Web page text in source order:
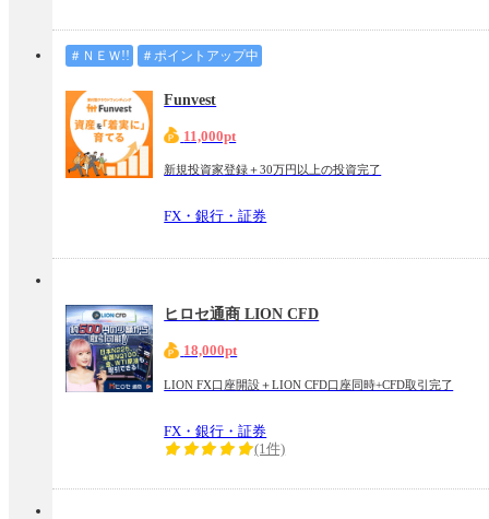
＃ＮＥＷ!! ＃ポイントアップ中
Funvest
11,000pt
新規投資家登録＋30万円以上の投資完了
FX・銀行・証券
ヒロセ通商 LION CFD
18,000pt
LION FX口座開設＋LION CFD口座同時+CFD取引完了
FX・銀行・証券
(1件)